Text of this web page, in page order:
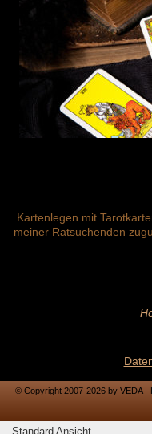
Kartenlegen mit
meiner Ratsuchenden
© Copyright 2007-2026 by VEDA -
Standard Ansicht